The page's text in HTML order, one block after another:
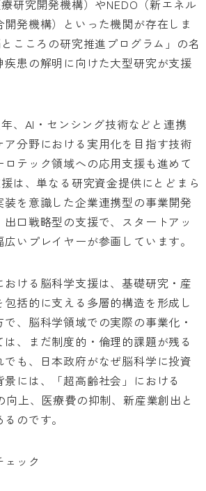
研究開発機構）やNEDO（新エネル
発機構）といった機関が存在しま
こころの研究推進プログラム」の名
疾患の解明に向けた大型研究が支援
、AI・センシング技術などと連携
ア分野における実用化を目指す技術
テック領域への応用支援も進めて
は、単なる研究資金提供にとどまら
を意識した企業連携型の事業開発
口戦略型の支援で、スタートアッ
いプレイヤーが参画しています。
おける脳科学支援は、基礎研究・産
括的に支える多層的構造を形成し
、脳科学領域での実際の事業化・
、まだ制度的・倫理的課題が残る
でも、日本政府がなぜ脳科学に投資
には、「超高齢社会」における
向上、医療費の抑制、新産業創出と
のです。
ック